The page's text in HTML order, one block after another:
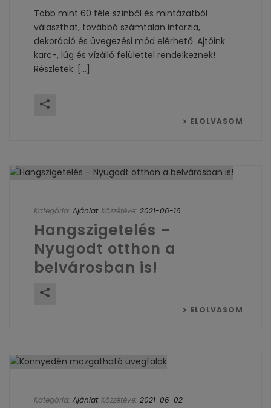
Több mint 60 féle színből és mintázatból
választhat, továbbá számtalan intarzia,
dekoráció és üvegezési mód elérhető. Ajtóink
karc-, lúg és vízálló felülettel rendelkeznek!
Részletek: [...]
ELOLVASOM
Kategória: Ajánlat Közzétéve: 2021-06-16
Hangszigetelés –
Nyugodt otthon a
belvárosban is!
ELOLVASOM
Kategória: Ajánlat Közzétéve: 2021-06-02